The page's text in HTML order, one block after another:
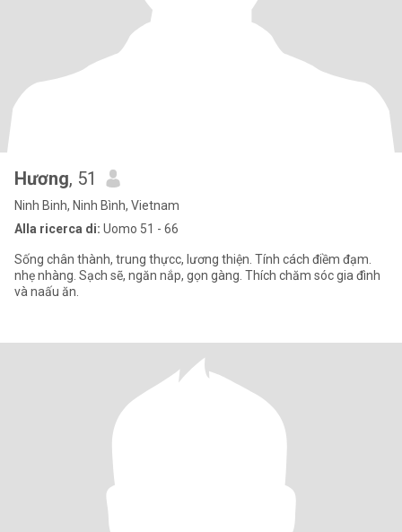
Hương, 51
Ninh Binh, Ninh Bình, Vietnam
Alla ricerca di: Uomo 51 - 66
Sống chân thành, trung thựcc, lương thiện. Tính cách điềm đạm.
nhẹ nhàng. Sạch sẽ, ngăn nắp, gọn gàng. Thích chăm sóc gia đình
và naấu ăn.